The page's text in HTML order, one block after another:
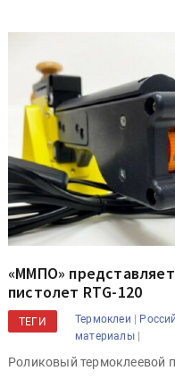
«ММПО»
пистолет RTG-120
ТЕГИ Термоклеи |
материалы|
Роликовый термоклеевой